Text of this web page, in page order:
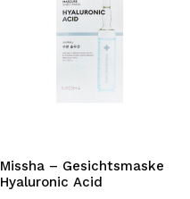
Missha – Gesichtsmaske
Hyaluronic Acid